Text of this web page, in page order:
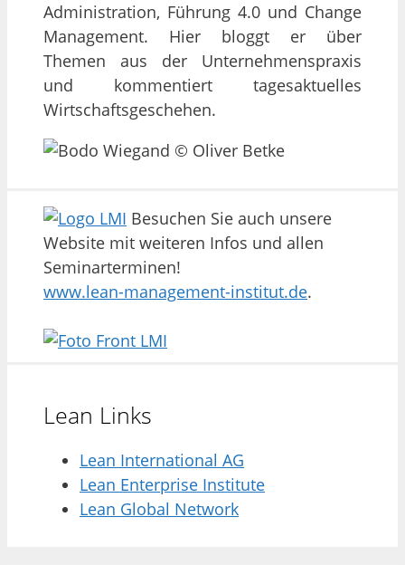
Administration, Führung 4.0 und Change
Management. Hier bloggt er über
Themen aus der Unternehmenspraxis
und kommentiert tagesaktuelles
Wirtschaftsgeschehen.
Besuchen Sie auch unsere
Website mit weiteren Infos und allen
Seminarterminen!
www.lean-management-institut.de.
Lean Links
Lean International AG
Lean Enterprise Institute
Lean Global Network